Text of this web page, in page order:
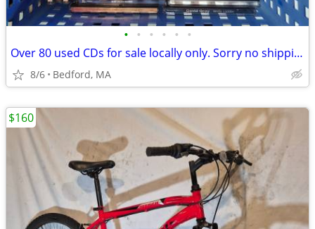
• • • • • •
Over 80 used CDs for sale locally only. Sorry no shipping.
8/6 Bedford, MA
$160